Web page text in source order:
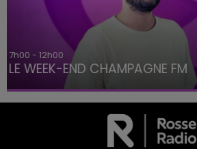
16h00 - 20h00
LE WEEK-END CHAMPAGNE FM